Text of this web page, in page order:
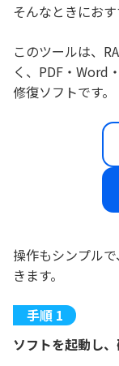
そんなときにおす
このツールは、
く、PDF・Word
修復ソフトです。
操作もシンプル
きます。
ソフトを起動し